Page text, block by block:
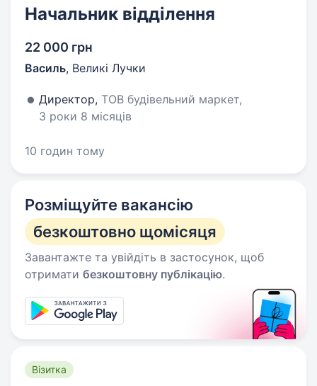
Начальник відділення
22 000 грн
Василь, Великі Лучки
Директор, ТОВ будівельний маркет,
3 роки 8 місяців
10 годин тому
Розміщуйте вакансію
безкоштовно щомісяця
Завантажте та увійдіть в застосунок, щоб
отримати безкоштовну публікацію.
Візитка